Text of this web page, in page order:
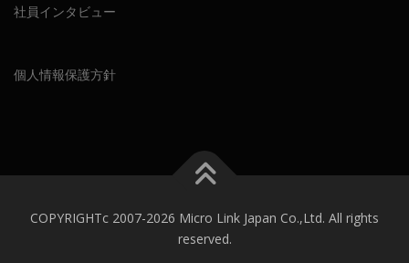
社員インタビュー
個人情報保護方針
COPYRIGHTc 2007-2026 Micro Link Japan Co.,Ltd. All rights
reserved.